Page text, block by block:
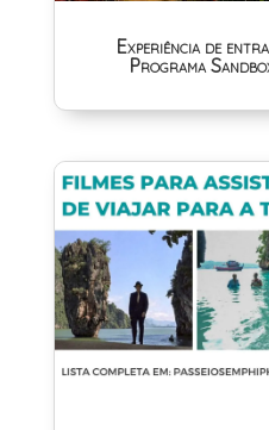
Experiência de
Programa